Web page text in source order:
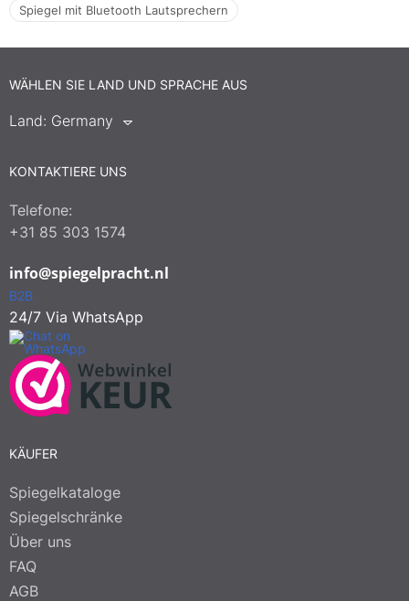
Spiegel mit Bluetooth Lautsprechern
WÄHLEN SIE LAND UND SPRACHE AUS
Land: Germany
KONTAKTIERE UNS
Telefone:
+31 85 303 1574
info@spiegelpracht.nl
B2B
24/7 Via WhatsApp
KÄUFER
Spiegelkataloge
Spiegelschränke
Über uns
FAQ
AGB